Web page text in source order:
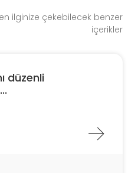
ilginize çekebilecek benzer
içerikler
düzenli